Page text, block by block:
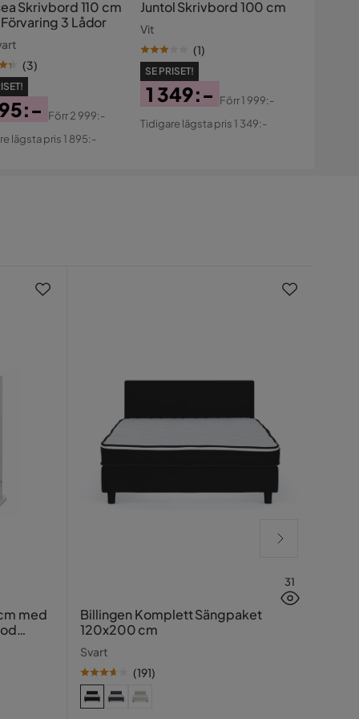
Skrivbord 110 cm
3 Lådor
(3)
Förr2 999:-
lägsta pris 1 895:-
Juntol Skrivbord 100 cm
Vit
(1)
SE PRISET!
Pris
1 349:-
Original
Förr1 999:-
Tidigare lägsta pris 1 349:-
med
31
Billingen Komplett Sängpaket
120x200 cm
Svart
(191)